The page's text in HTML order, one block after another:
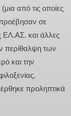
από τις οποίες
προέβησαν σε
ΕΛ.ΑΣ. και άλλες
περίθαλψη των
και την
προληπτικά